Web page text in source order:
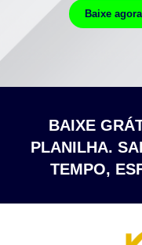
Baixe
BAIXE
PLANILHA.
TEMPO,